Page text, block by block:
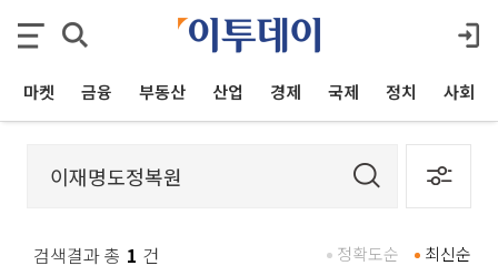
마켓 금융 부동산 산업 경제 국제 정치 사회
검색결과 총 1 건 최신순
정확도순